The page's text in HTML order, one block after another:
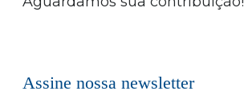
Assine nossa newsletter